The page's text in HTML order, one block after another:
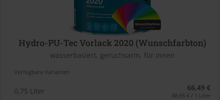
Hydro-PU-Tec Vorlack 2020 (Wunschfarbton)
wasserbasiert, geruchsarm, für innen
Verfügbare Varianten
0,75 Liter 66,49 €
88,65 € / 1 Liter